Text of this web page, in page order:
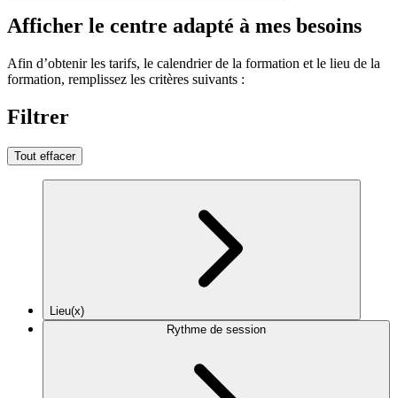
Afficher le centre adapté à mes besoins
Afin d’obtenir les tarifs, le calendrier de la formation et le lieu de la
formation, remplissez les critères suivants :
Filtrer
Tout effacer
Lieu(x)
Rythme de session